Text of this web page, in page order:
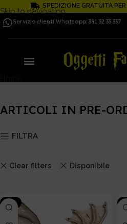
Skip to navigation
Skip to main content
SPEDIZIONE GRATUITA
Servizio clienti Whatsapp: 391 32 33 337
ARTICOLI IN PRE-
FILTRA
Clear filters Disponibile
-15%